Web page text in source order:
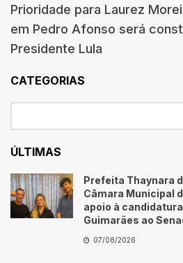
Prioridade para Laurez
em Pedro Afonso será
Presidente Lula
CATEGORIAS
ÚLTIMAS
Prefeita Thaynara
Câmara Municipal
apoio à
Guimarães ao
07/08/2026